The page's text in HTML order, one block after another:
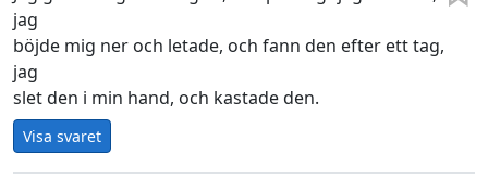
jag
böjde mig ner och letade, och fann den efter ett tag,
jag
slet den i min hand, och kastade den.
Visa svaret